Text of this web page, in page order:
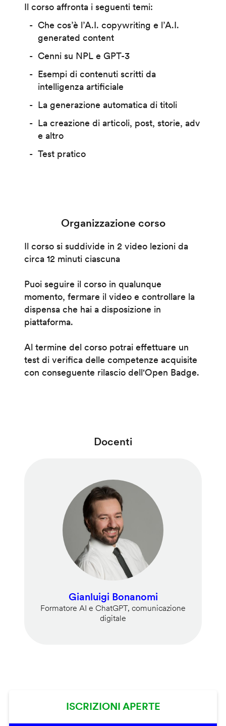
Il corso affronta i seguenti temi:
Che cos’è l’A.I. copywriting e l’A.I.
generated content
Cenni su NPL e GPT-3
Esempi di contenuti scritti da
intelligenza artificiale
La generazione automatica di titoli
La creazione di articoli, post, storie, adv
e altro
Test pratico
Organizzazione corso
Il corso si suddivide in 2 video lezioni da
circa 12 minuti ciascuna
Puoi seguire il corso in qualunque
momento, fermare il video e controllare la
dispensa che hai a disposizione in
piattaforma.
Al termine del corso potrai effettuare un
test di verifica delle competenze acquisite
con conseguente rilascio dell'Open Badge.
Docenti
Gianluigi Bonanomi
Formatore AI e ChatGPT, comunicazione
digitale
ISCRIZIONI APERTE